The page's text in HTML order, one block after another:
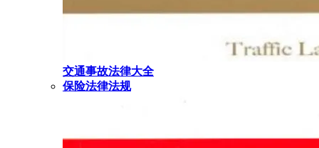
交通事故法律大全
保险法律法规